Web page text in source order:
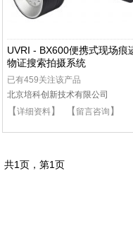
UVRI - BX600便携式现场痕
物证搜索拍摄系统
已有459关注该产品
北京培科创新技术有限公司
【详细资料】 【 留言咨询 】
共1页，第1页